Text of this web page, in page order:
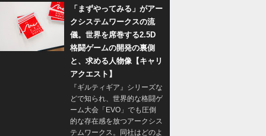
「まずやってみる」がアー
クシステムワークスの流
儀。世界を席巻する2.5D
格闘ゲームの開発の裏側
と、求める人物像【キャリ
アクエスト】
『ギルティギア』シリーズな
どで知られ、世界的な格闘ゲ
ーム大会「EVO」でも圧倒
的な存在感を放つアークシス
テムワークス。同社はどのよ